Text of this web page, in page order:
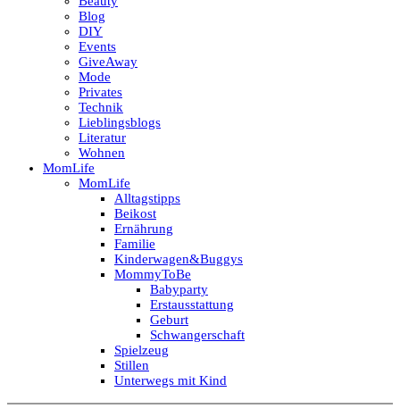
Blog
DIY
Events
GiveAway
Mode
Privates
Technik
Lieblingsblogs
Literatur
Wohnen
MomLife
MomLife
Alltagstipps
Beikost
Ernährung
Familie
Kinderwagen&Buggys
MommyToBe
Babyparty
Erstausstattung
Geburt
Schwangerschaft
Spielzeug
Stillen
Unterwegs mit Kind